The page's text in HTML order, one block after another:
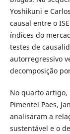
Yoshikuni e
causal entre o
índices do
testes de
autorregressivo
decomposição
No quarto artigo,
Pimentel Paes,
analisaram a
sustentável e o